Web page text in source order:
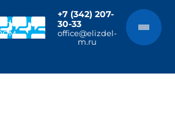
+7 (342) 207-
30-33
office@elizdel-
m.ru